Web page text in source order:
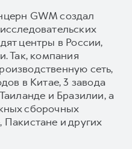
GWM создал
центры в России,
Так, компания
сеть,
в Китае, 3 завода
и Бразилии, а
сборочных
и других